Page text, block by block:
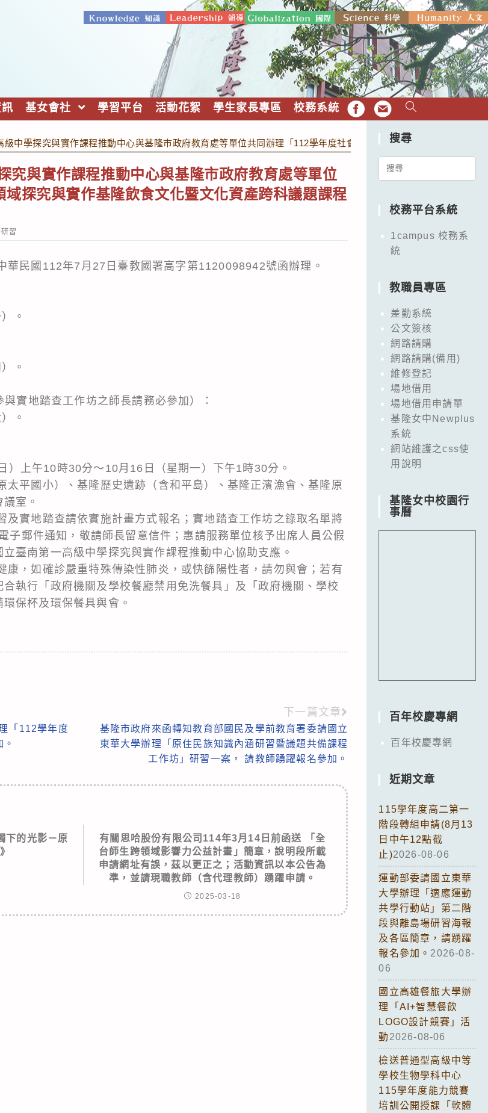
基女會社 學習平台 活動花絮 學生家長專區 校務系統 FB EMAIL
級中學探究與實作課程推動中心與基隆市政府教育處等單位共同辦理「112學年度社會領域探究與實作基隆飲食文化
究與實作課程推動中心與基隆市政府教育處等單位
探究與實作基隆飲食文化暨文化資產跨科議題課程
習
華民國112年7月27日臺教國署高字第1120098942號函辦理。
。
。
實地踏查工作坊之師長請務必參加）：
。
）上午10時30分～10月16日（星期一）下午1時30分。
太平國小）、基隆歷史遺跡（含和平島）、基隆正濱漁會、基隆原
室。
及實地踏查請依實施計畫方式報名；實地踏查工作坊之錄取名單將
子郵件通知，敬請師長留意信件；惠請服務單位核予出席人員公假
臺南第一高級中學探究與實作課程推動中心協助支應。
康，如確診嚴重特殊傳染性肺炎，或快篩陽性者，請勿與會；若有
執行「政府機關及學校餐廳禁用免洗餐具」及「政府機關、學校
保杯及環保餐具與會。
「112學年度
下一篇文章
基隆市政府來函轉知教育部國民及學前教育署委請國立
東華大學辦理「原住民族知識內涵研習暨議題共備課程
工作坊」研習一案， 請教師踴躍報名參加。
下的光影－原
有關思哈股份有限公司114年3月14日前函送 「全
台師生跨領域影響力公益計畫」簡章，說明段所載
申請網址有誤，茲以更正之；活動資訊以本公告為
準，並請現職教師（含代理教師）踴躍申請。
2025-03-18
搜尋
Search
校務平台系統
1campus 校務系
統
教職員專區
差勤系統
公文簽核
網路請購
網路請購(備用)
維修登記
場地借用
場地借用申請單
基隆女中Newplus
系統
網站維護之css使
用說明
基隆女中校園行
事曆
百年校慶專網
百年校慶專網
近期文章
115學年度高二第一
階段轉組申請(8月13
日中午12點截
止)2026-08-06
運動部委請國立東華
大學辦理「適應運動
共學行動站」第二階
段與離島場研習海報
及各區簡章，請踴躍
報名參加。 2026-08-
06
國立高雄餐旅大學辦
理「AI+智慧餐飲
LOGO設計競賽」活
動 2026-08-06
檢送普通型高級中等
學校生物學科中心
115學年度能力競賽
培訓公開授課「軟體